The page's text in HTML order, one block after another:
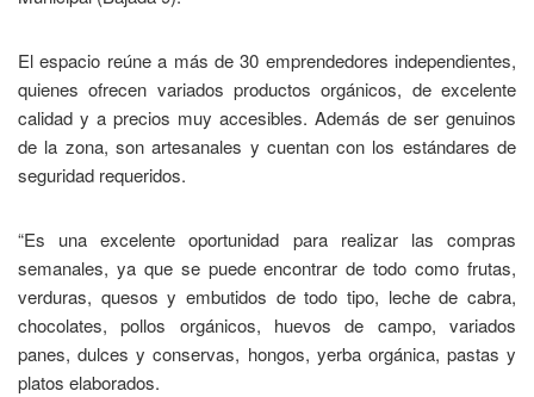
El espacio reúne a más de 30 emprendedores independientes,
quienes ofrecen variados productos orgánicos, de excelente
calidad y a precios muy accesibles. Además de ser genuinos
de la zona, son artesanales y cuentan con los estándares de
seguridad requeridos.
“Es una excelente oportunidad para realizar las compras
semanales, ya que se puede encontrar de todo como frutas,
verduras, quesos y embutidos de todo tipo, leche de cabra,
chocolates, pollos orgánicos, huevos de campo, variados
panes, dulces y conservas, hongos, yerba orgánica, pastas y
platos elaborados.